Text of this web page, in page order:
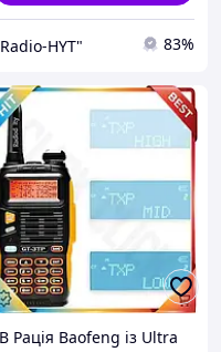
HYT" 83%
Рація Baofeng із Ultra